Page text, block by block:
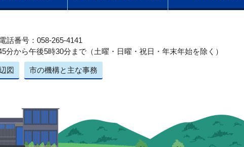
話番号：058-265-4141
から午後5時30分まで（土曜・日曜・祝日・年末年始を除く）
図 市の機構と主な事務